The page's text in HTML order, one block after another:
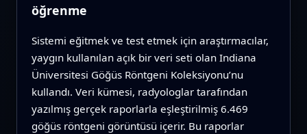
öğrenme
Sistemi eğitmek ve test etmek için araştırmacılar,
yaygın kullanılan açık bir veri seti olan Indiana
Üniversitesi Göğüs Röntgeni Koleksiyonu’nu
kullandı. Veri kümesi, radyologlar tarafından
yazılmış gerçek raporlarla eşleştirilmiş 6.469
göğüs röntgeni görüntüsü içerir. Bu raporlar